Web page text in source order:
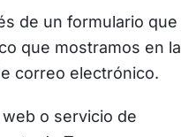
de un formulario que
que mostramos en la
correo electrónico.
o servicio de